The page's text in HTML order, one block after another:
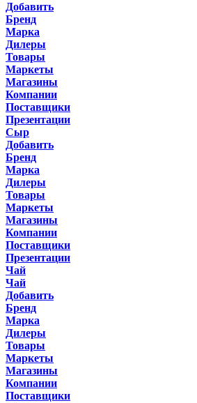
Добавить
Бренд
Марка
Дилеры
Товары
Маркеты
Магазины
Компании
Поставщики
Презентации
Сыр
Добавить
Бренд
Марка
Дилеры
Товары
Маркеты
Магазины
Компании
Поставщики
Презентации
Чай
Чай
Добавить
Бренд
Марка
Дилеры
Товары
Маркеты
Магазины
Компании
Поставщики